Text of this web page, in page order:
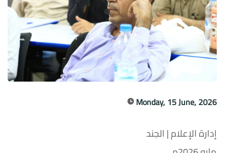
Monday, 15 June, 2026
إدارة الإعلام | الجند